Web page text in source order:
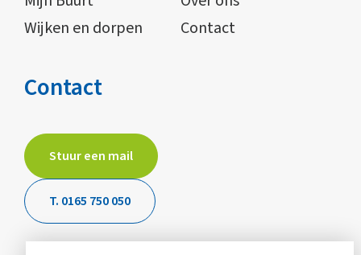
Wijken en dorpen
Contact
Contact
Stuur een mail
T. 0165 750 050